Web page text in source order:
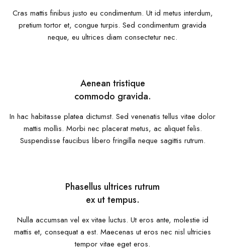
Cras mattis finibus justo eu condimentum. Ut id metus interdum,
pretium tortor et, congue turpis. Sed condimentum gravida
neque, eu ultrices diam consectetur nec.
Aenean tristique
commodo gravida.
In hac habitasse platea dictumst. Sed venenatis tellus vitae dolor
mattis mollis. Morbi nec placerat metus, ac aliquet felis.
Suspendisse faucibus libero fringilla neque sagittis rutrum.
Phasellus ultrices rutrum
ex ut tempus.
Nulla accumsan vel ex vitae luctus. Ut eros ante, molestie id
mattis et, consequat a est. Maecenas ut eros nec nisl ultricies
tempor vitae eget eros.